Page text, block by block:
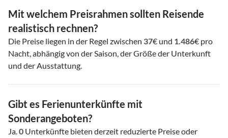
Mit welchem Preisrahmen sollten Reisende
realistisch rechnen?
Die Preise liegen in der Regel zwischen 37€ und 1.486€ pro
Nacht, abhängig von der Saison, der Größe der Unterkunft
und der Ausstattung.
Gibt es Ferienunterkünfte mit
Sonderangeboten?
Ja.0 Unterkünfte bieten derzeit reduzierte Preise oder